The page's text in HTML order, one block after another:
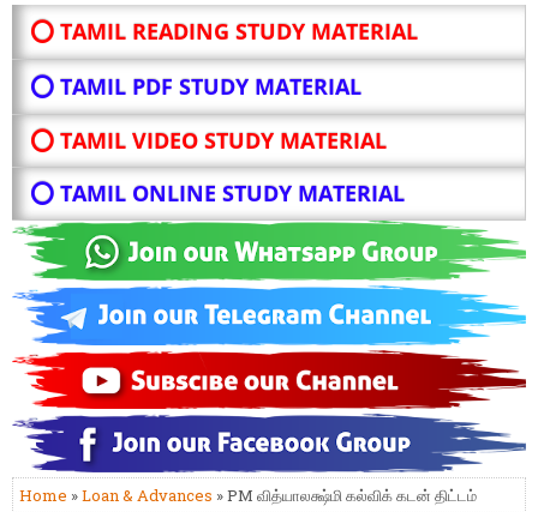
⭕ TAMIL READING STUDY MATERIAL
⭕ TAMIL PDF STUDY MATERIAL
⭕ TAMIL VIDEO STUDY MATERIAL
⭕ TAMIL ONLINE STUDY MATERIAL
Home »Loan & Advances » PM வித்யாலக்ஷ்மி கல்விக் கடன் திட்டம்